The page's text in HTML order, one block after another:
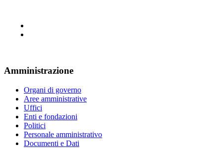
Amministrazione
Organi di governo
Aree amministrative
Uffici
Enti e fondazioni
Politici
Personale amministrativo
Documenti e Dati